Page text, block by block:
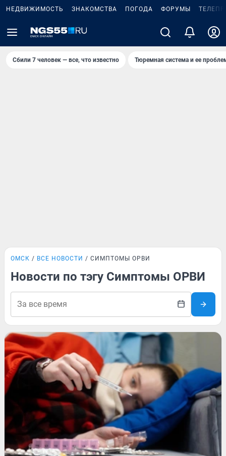
НЕДВИЖИМОСТЬ ЗНАКОМСТВА ПОГОДА ФОРУМЫ
Сбили 7 человек — все, что известно Тюремная система и ее
ОМСК ВСЕ НОВОСТИ СИМПТОМЫ ОРВИ
Новости по тэгу Симптомы ОРВИ